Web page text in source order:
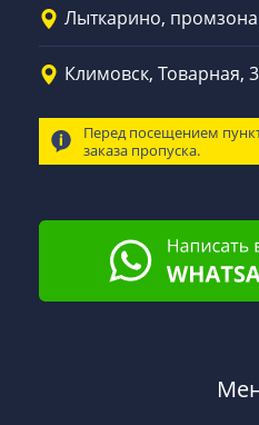
Лыткарино, промзона
Климовск, Товарная,
Перед посещением
заказа пропуска.